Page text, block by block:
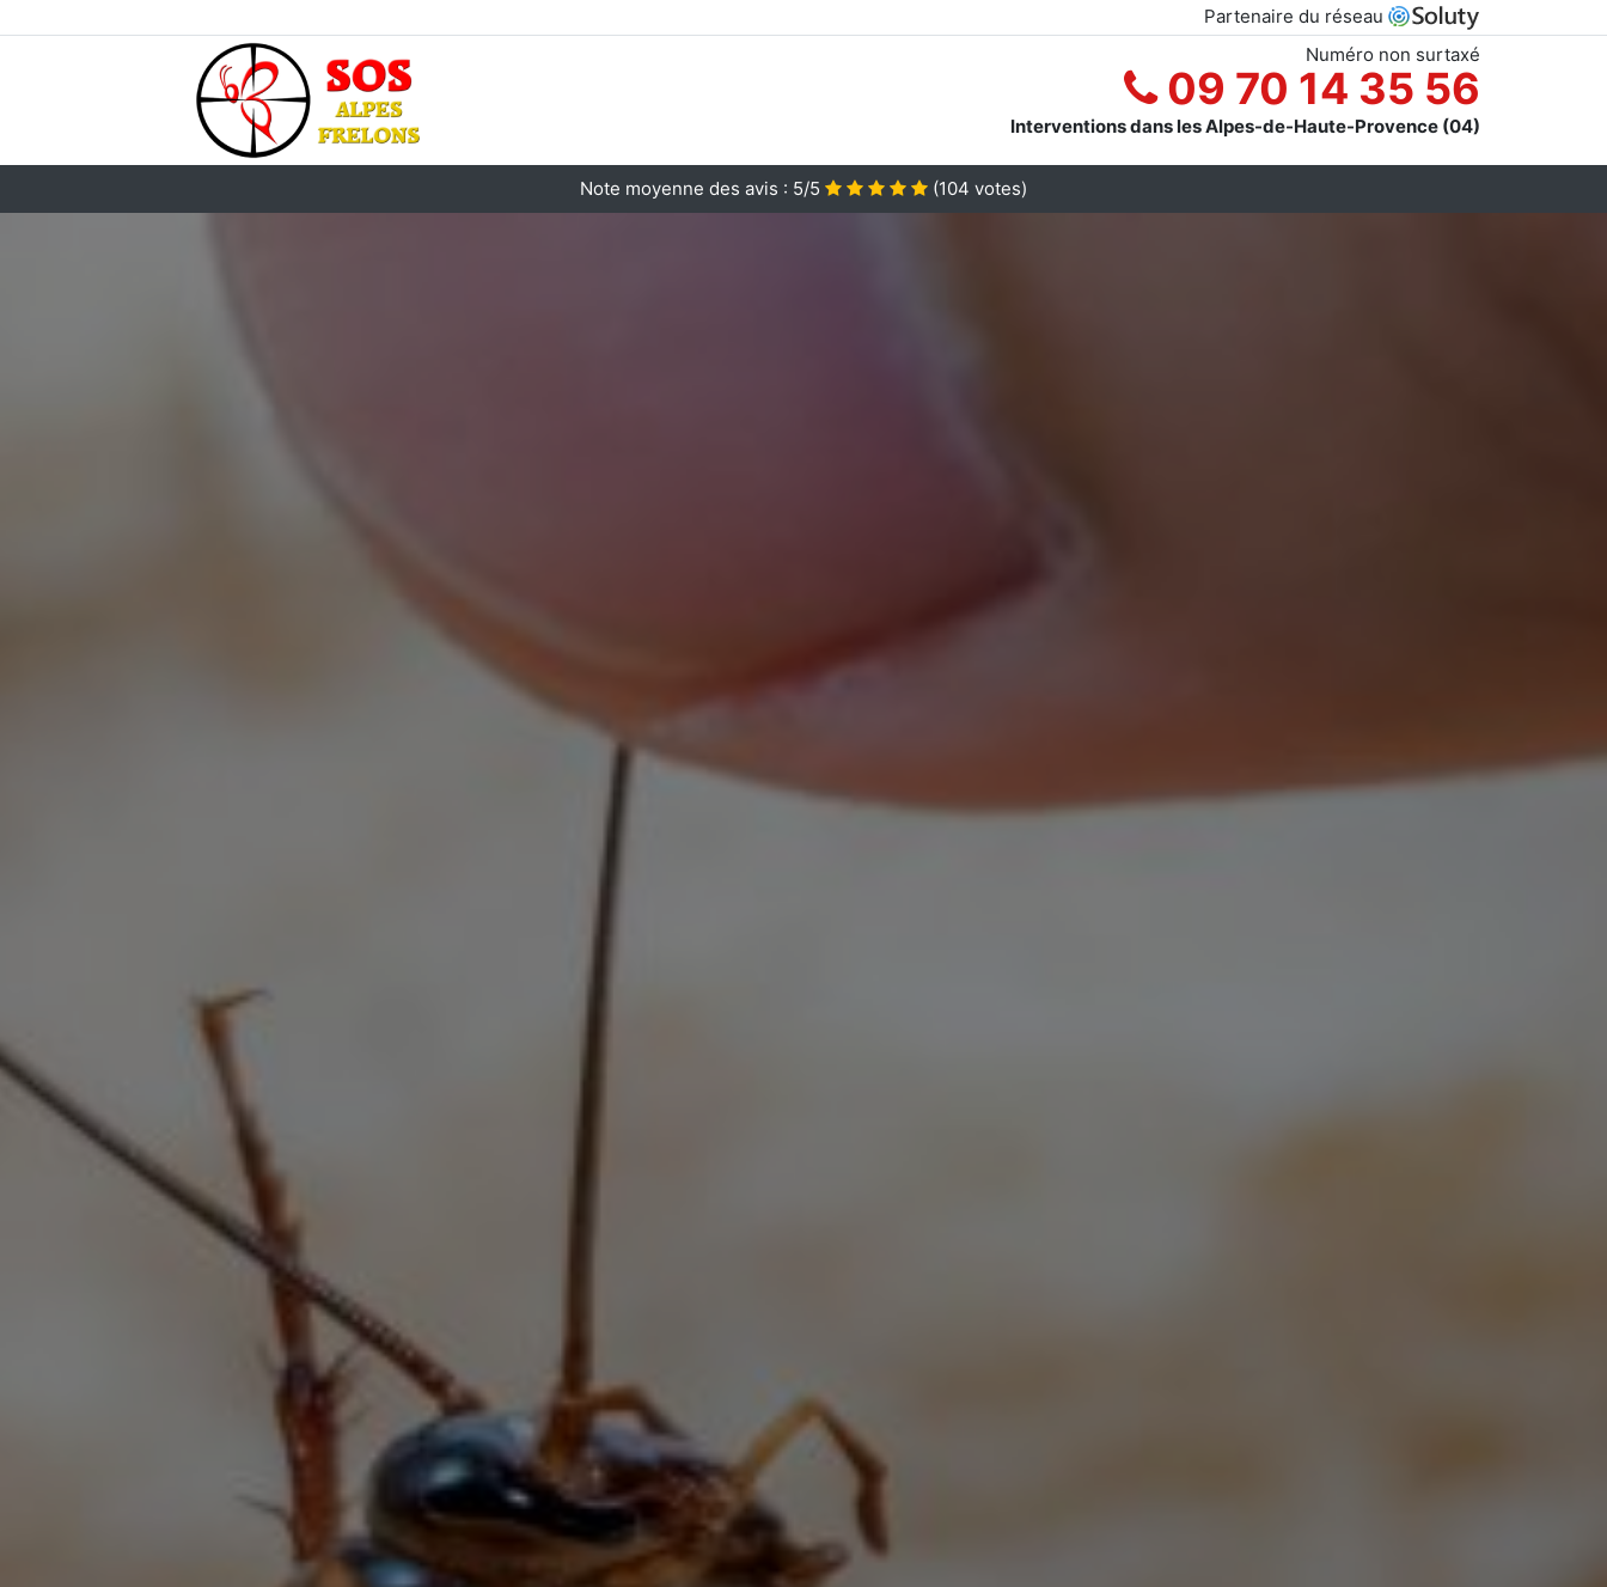
Partenaire du réseau
Numéro non surtaxé
09 70 14 35 56
Interventions dans les Alpes-de-Haute-Provence (04)
Note moyenne des avis : 5/5 (104 votes)